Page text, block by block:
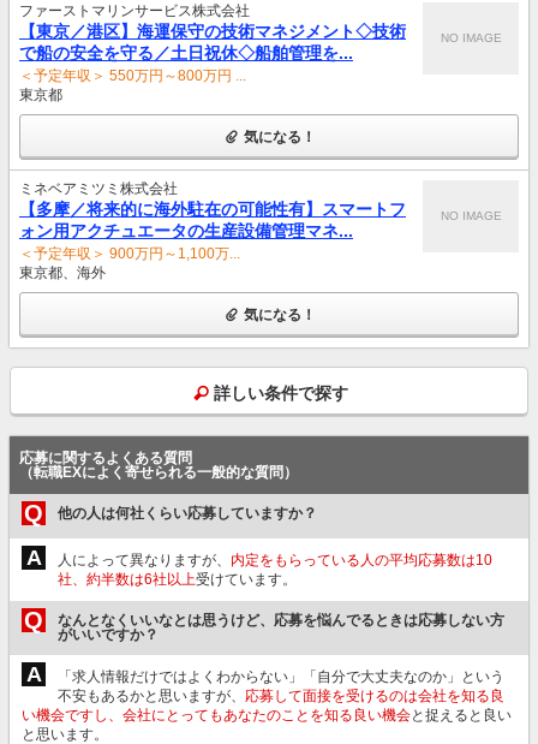
ファーストマリンサービス株式会社
【東京／港区】海運保守の技術マネジメント◇技術
で船の安全を守る／土日祝休◇船舶管理を...
＜予定年収＞ 550万円～800万円 ...
東京都
NO IMAGE
気になる！
ミネベアミツミ株式会社
【多摩／将来的に海外駐在の可能性有】スマートフ
ォン用アクチュエータの生産設備管理マネ...
＜予定年収＞ 900万円～1,100万...
東京都、海外
NO IMAGE
気になる！
詳しい条件で探す
応募に関するよくある質問
（転職EXによく寄せられる一般的な質問）
Q 他の人は何社くらい応募していますか？
A 人によって異なりますが、 内定をもらっている人の平均応募数は10
社、約半数は6社以上受けています。
Q
なんとなくいいなとは思うけど、応募を悩んでるときは応募しない方
がいいですか？
A
「求人情報だけではよくわからない」「自分で大丈夫なのか」という
不安もあるかと思いますが、 応募して面接を受けるのは会社を知る良
い機会ですし、会社にとってもあなたのことを知る良い機会と捉えると良い
と思います。